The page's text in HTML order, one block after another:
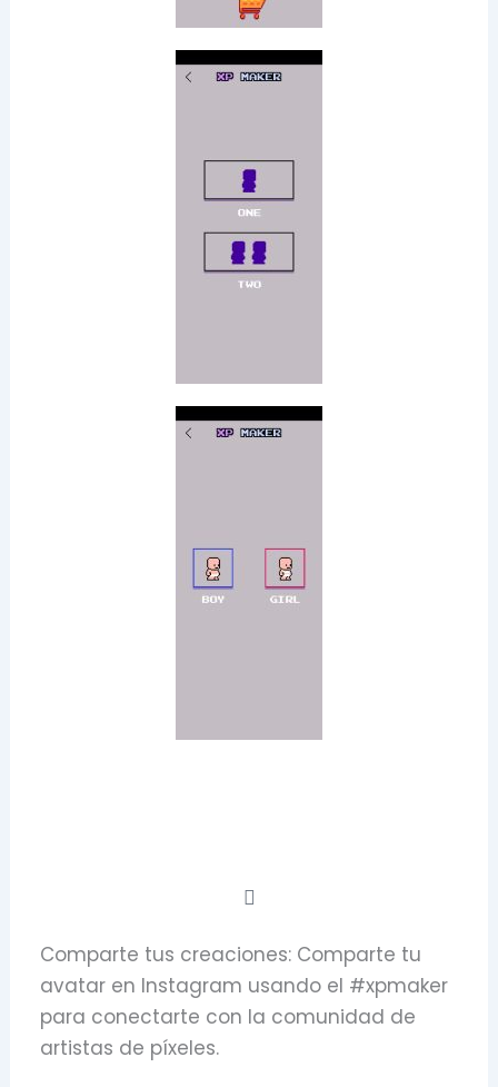
Comparte tus creaciones: Comparte tu
avatar en Instagram usando el #xpmaker
para conectarte con la comunidad de
artistas de píxeles.